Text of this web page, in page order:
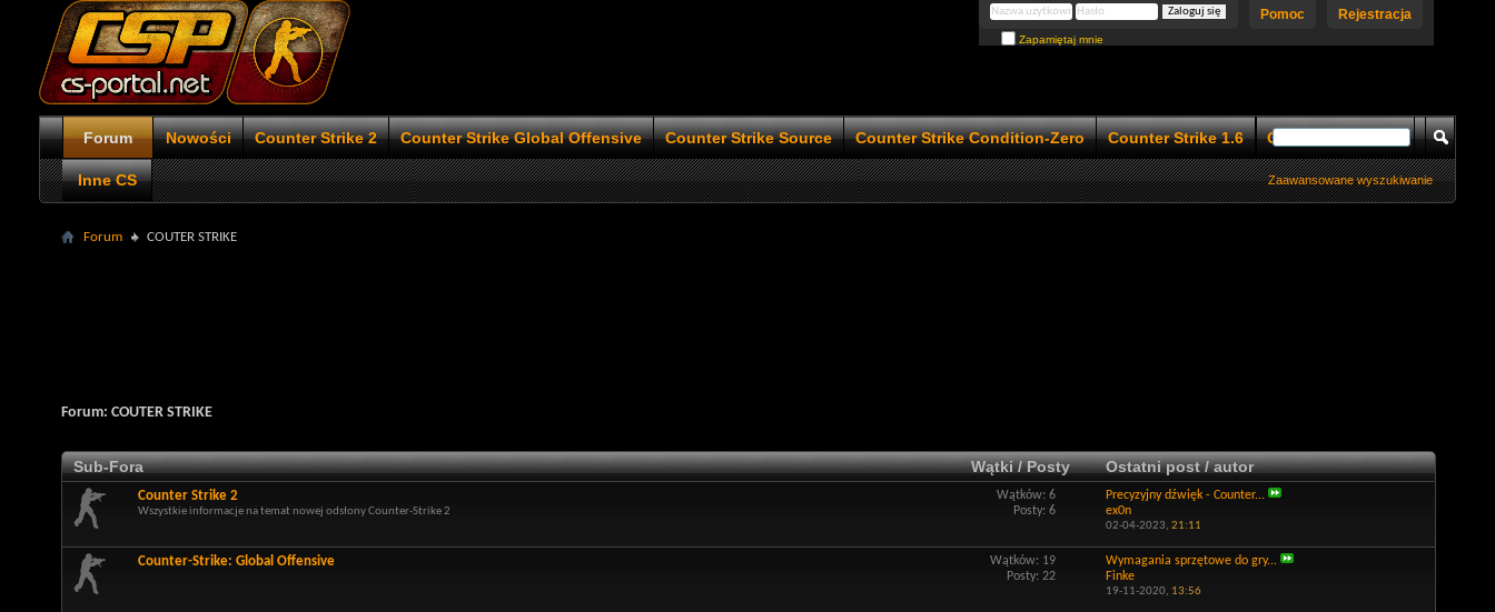
Rejestracja
Pomoc
Zapamiętaj mnie
Forum Nowości Counter Strike 2 Counter Strike Global Offensive Counter Strike Source Counter Strike Condition-Zero Counter Strike 1.6 Counter Strike 1.5
Inne CS Zaawansowane wyszukiwanie
Forum COUTER STRIKE
Forum: COUTER STRIKE
Sub-Fora Wątki / Posty Ostatni post / autor
Counter Strike 2
Wszystkie informacje na temat nowej odsłony Counter-Strike 2
Wątków: 6
Posty: 6
Precyzyjny dźwięk - Counter...
ex0n
02-04-2023, 21:11
Counter-Strike: Global Offensive
Wątków: 19
Posty: 22
Wymagania sprzętowe do gry...
Finke
19-11-2020, 13:56